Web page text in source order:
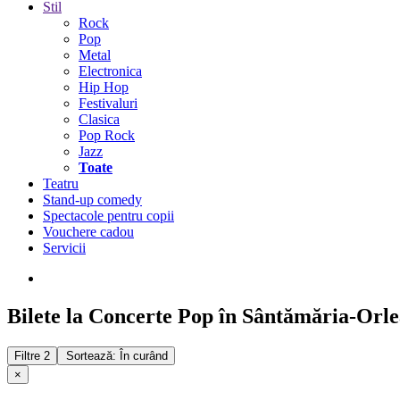
Stil
Rock
Pop
Metal
Electronica
Hip Hop
Festivaluri
Clasica
Pop Rock
Jazz
Toate
Teatru
Stand-up comedy
Spectacole pentru copii
Vouchere cadou
Servicii
Bilete la Concerte Pop în Sântămăria-
Filtre 2
Sortează: În curând
×